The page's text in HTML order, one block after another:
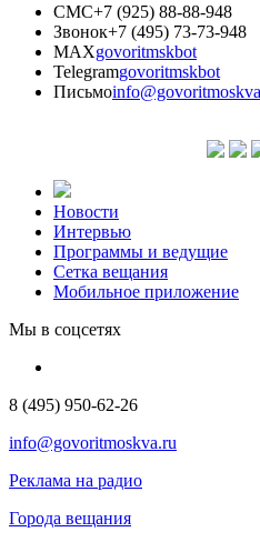
СМС+7 (925) 88-88-948
Звонок+7 (495) 73-73-948
MAXgovoritmskbot
Telegramgovoritmskbot
Письмо
Новости
Интервью
Программы и ведущие
Сетка вещания
Мобильное приложение
Мы в соцсетях
8 (495) 950-62-26
info@govoritmoskva.ru
Реклама на радио
Города вещания